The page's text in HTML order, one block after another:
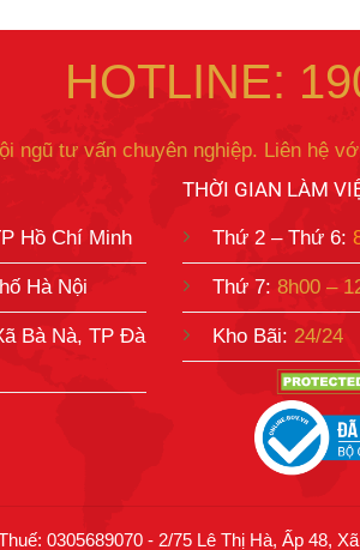
HOTLINE:
ngũ tư vấn chuyên nghiệp. Liên hệ
Hồ Chí Minh
Hà Nội
Bà Nà, TP Đà
THỜI GIAN LÀM
Thứ 2 – Thứ 6:
Thứ 7: 8h00 –
Kho Bãi: 24/24
0305689070 - 2/75 Lê Thị Hà, Ấp 48,